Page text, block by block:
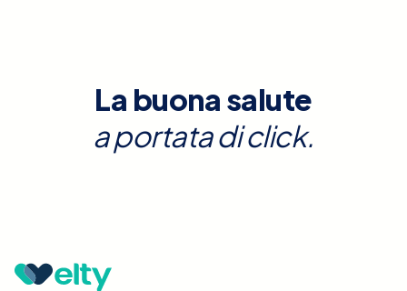
La buona salute
a portata di click.